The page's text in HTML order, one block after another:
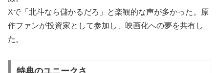
Xで「北斗なら儲かるだろ」と楽観的な声が多かった。原
作ファンが投資家として参加し、映画化への夢を共有し
た。